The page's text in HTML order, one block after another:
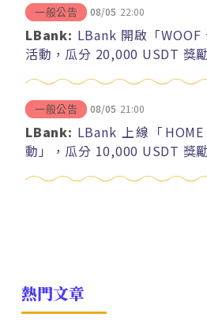
一般公告 08/05 22:00
LBank: LBank 開啟「WOOF
活動，瓜分 20,000 USDT 獎
一般公告 08/05 21:00
LBank: LBank 上線「
動」，瓜分 10,000 USDT 獎
熱門文章